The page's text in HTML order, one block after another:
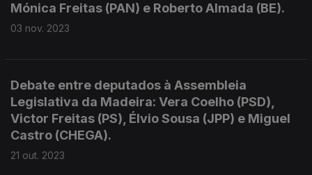
Mónica Freitas (PAN) e Roberto Almada (BE).
03 nov. 2023
Debate entre deputados à Assembleia
Legislativa da Madeira: Vera Coelho (PSD),
Victor Freitas (PS), Élvio Sousa (JPP) e Miguel
Castro (CHEGA).
21 out. 2023